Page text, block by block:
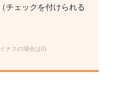
チェックを付けられる
ナスの場合は0)